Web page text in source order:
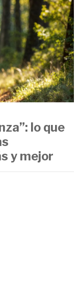
lo que
y mejor